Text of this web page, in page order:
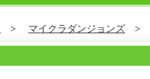
マイクラダンジョンズ